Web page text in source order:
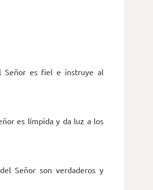
Señor es fiel e instruye al
es límpida y da luz a los
Señor son verdaderos y